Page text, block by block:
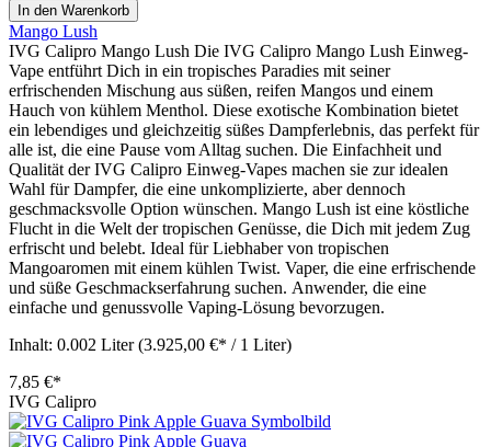
In den Warenkorb
Mango Lush
IVG Calipro Mango Lush Die IVG Calipro Mango Lush Einweg-
Vape entführt Dich in ein tropisches Paradies mit seiner
erfrischenden Mischung aus süßen, reifen Mangos und einem
Hauch von kühlem Menthol. Diese exotische Kombination bietet
ein lebendiges und gleichzeitig süßes Dampferlebnis, das perfekt für
alle ist, die eine Pause vom Alltag suchen. Die Einfachheit und
Qualität der IVG Calipro Einweg-Vapes machen sie zur idealen
Wahl für Dampfer, die eine unkomplizierte, aber dennoch
geschmacksvolle Option wünschen. Mango Lush ist eine köstliche
Flucht in die Welt der tropischen Genüsse, die Dich mit jedem Zug
erfrischt und belebt. Ideal für Liebhaber von tropischen
Mangoaromen mit einem kühlen Twist. Vaper, die eine erfrischende
und süße Geschmackserfahrung suchen. Anwender, die eine
einfache und genussvolle Vaping-Lösung bevorzugen.
Inhalt: 0.002 Liter(3.925,00 €* / 1 Liter)
7,85 €*
IVG Calipro